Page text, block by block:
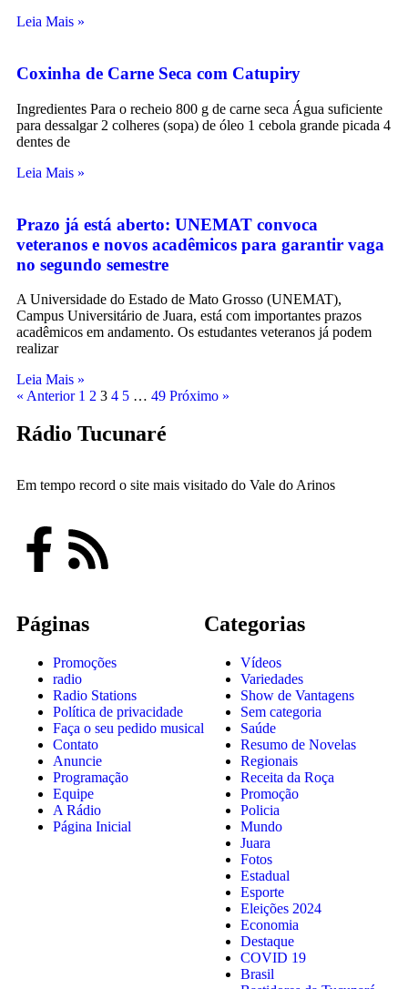
Leia Mais »
Coxinha de Carne Seca com Catupiry
Ingredientes Para o recheio 800 g de carne seca Água suficiente
para dessalgar 2 colheres (sopa) de óleo 1 cebola grande picada 4
dentes de
Leia Mais »
Prazo já está aberto: UNEMAT convoca
veteranos e novos acadêmicos para garantir vaga
no segundo semestre
A Universidade do Estado de Mato Grosso (UNEMAT),
Campus Universitário de Juara, está com importantes prazos
acadêmicos em andamento. Os estudantes veteranos já podem
realizar
Leia Mais »
« Anterior 1 2 3 4 5 … 49 Próximo »
Rádio Tucunaré
Em tempo record o site mais visitado do Vale do Arinos
Páginas
Promoções
radio
Radio Stations
Política de privacidade
Faça o seu pedido musical
Contato
Anuncie
Programação
Equipe
A Rádio
Página Inicial
Categorias
Vídeos
Variedades
Show de Vantagens
Sem categoria
Saúde
Resumo de Novelas
Regionais
Receita da Roça
Promoção
Policia
Mundo
Juara
Fotos
Estadual
Esporte
Eleições 2024
Economia
Destaque
COVID 19
Brasil